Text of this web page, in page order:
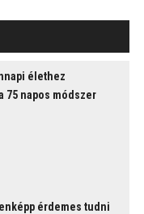
élethez
75 napos módszer
érdemes tudni